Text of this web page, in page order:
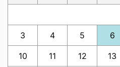
3 4 5 6
10 11 12 13